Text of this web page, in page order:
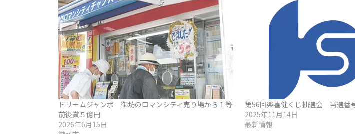
ドリームジャンボ 御坊のロマンシティ売り場から１等
前後賞５億円
2026年6月15日
第56回楽喜健くじ抽選会 当選番
2025年11月14日
最新情報